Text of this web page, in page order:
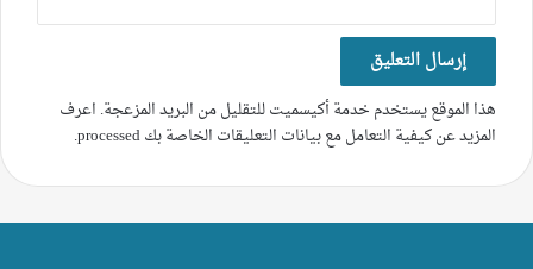
هذا الموقع يستخدم خدمة أكيسميت للتقليل من البريد المزعجة. اعرف
المزيد عن كيفية التعامل مع بيانات التعليقات الخاصة بك processed
.